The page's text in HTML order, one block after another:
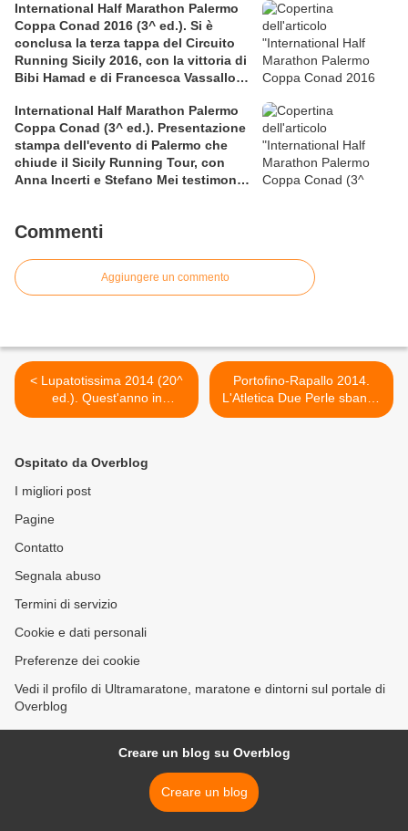
maschile a squadre
International Half Marathon Palermo
Coppa Conad 2016 (3^ ed.). Si è
conclusa la terza tappa del Circuito
Running Sicily 2016, con la vittoria di
Bibi Hamad e di Francesca Vassallo
International Half Marathon Palermo
Coppa Conad (3^ ed.). Presentazione
stampa dell'evento di Palermo che
chiude il Sicily Running Tour, con
Anna Incerti e Stefano Mei testimonial
Commenti
Aggiungere un commento
< Lupatotissima 2014 (20^
ed.). Quest'anno in
programma sono la 6 ore e
Portofino-Rapallo 2014.
L'Atletica Due Perle sbanca
Rapallo >
Ospitato da Overblog
I migliori post
Pagine
Contatto
Segnala abuso
Termini di servizio
Cookie e dati personali
Preferenze dei cookie
Vedi il profilo di Ultramaratone, maratone e dintorni sul portale di
Overblog
Creare un blog su Overblog
Creare un blog